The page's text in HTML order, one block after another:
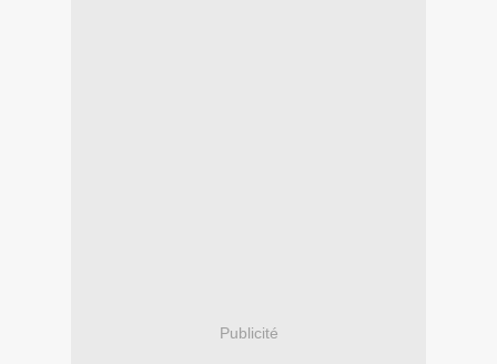
Publicité